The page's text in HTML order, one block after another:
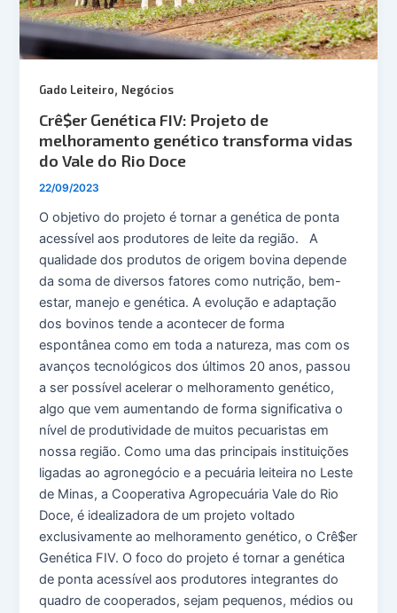
Gado Leiteiro, Negócios
Crê$er Genética FIV: Projeto de
melhoramento genético transforma vidas
do Vale do Rio Doce
22/09/2023
O objetivo do projeto é tornar a genética de ponta
acessível aos produtores de leite da região. A
qualidade dos produtos de origem bovina depende
da soma de diversos fatores como nutrição, bem-
estar, manejo e genética. A evolução e adaptação
dos bovinos tende a acontecer de forma
espontânea como em toda a natureza, mas com os
avanços tecnológicos dos últimos 20 anos, passou
a ser possível acelerar o melhoramento genético,
algo que vem aumentando de forma significativa o
nível de produtividade de muitos pecuaristas em
nossa região. Como uma das principais instituições
ligadas ao agronegócio e a pecuária leiteira no Leste
de Minas, a Cooperativa Agropecuária Vale do Rio
Doce, é idealizadora de um projeto voltado
exclusivamente ao melhoramento genético, o Crê$er
Genética FIV. O foco do projeto é tornar a genética
de ponta acessível aos produtores integrantes do
quadro de cooperados, sejam pequenos, médios ou